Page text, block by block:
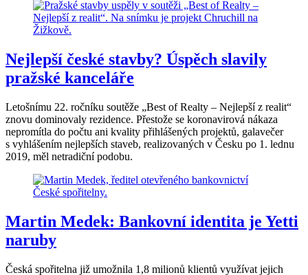
Nejlepší české stavby? Úspěch slavily
pražské kanceláře
Letošnímu 22. ročníku soutěže „Best of Realty – Nejlepší z realit“
znovu dominovaly rezidence. Přestože se koronavirová nákaza
nepromítla do počtu ani kvality přihlášených projektů, galavečer
s vyhlášením nejlepších staveb, realizovaných v Česku po 1. lednu
2019, měl netradiční podobu.
Martin Medek: Bankovní identita je Yetti
naruby
Česká spořitelna již umožnila 1,8 milionů klientů využívat jejich